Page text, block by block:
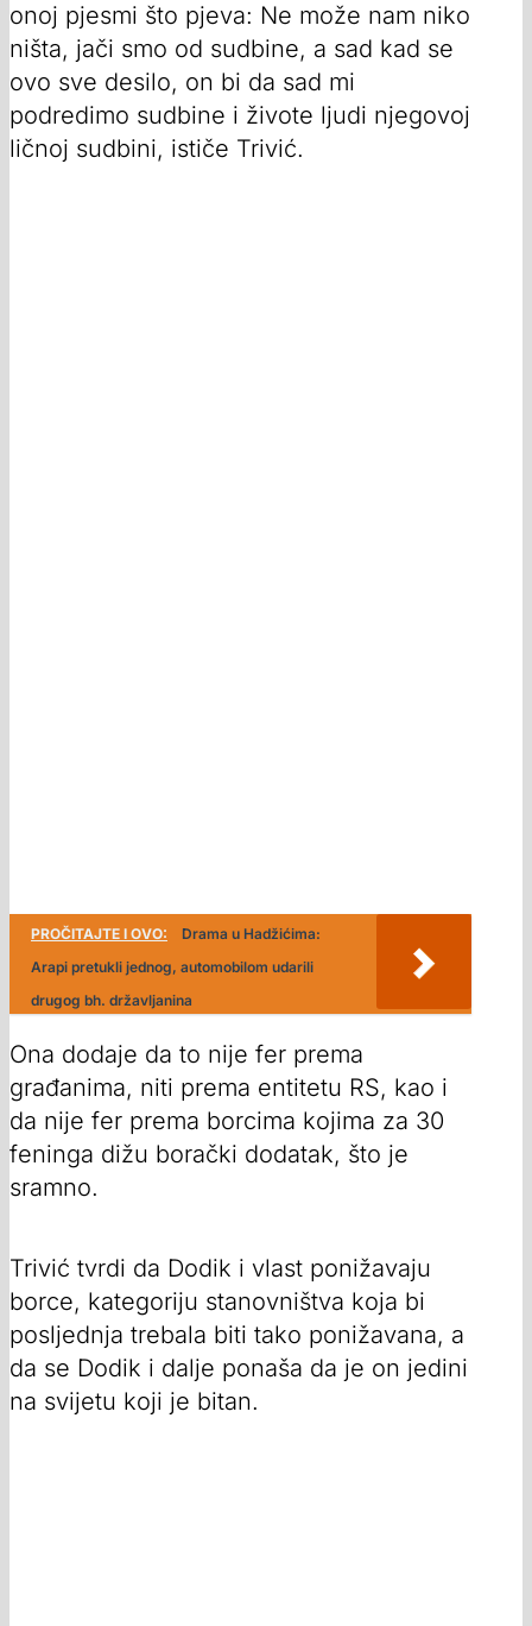
onoj pjesmi što pjeva: Ne može nam niko
ništa, jači smo od sudbine, a sad kad se
ovo sve desilo, on bi da sad mi
podredimo sudbine i živote ljudi njegovoj
ličnoj sudbini, ističe Trivić.
PROČITAJTE I OVO:
Drama u Hadžićima:
Arapi pretukli jednog, automobilom udarili
drugog bh. državljanina
Ona dodaje da to nije fer prema
građanima, niti prema entitetu RS, kao i
da nije fer prema borcima kojima za 30
feninga dižu borački dodatak, što je
sramno.
Trivić tvrdi da Dodik i vlast ponižavaju
borce, kategoriju stanovništva koja bi
posljednja trebala biti tako ponižavana, a
da se Dodik i dalje ponaša da je on jedini
na svijetu koji je bitan.